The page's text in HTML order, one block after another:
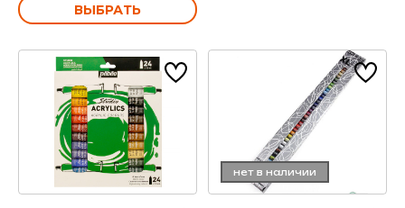
ВЫБРАТЬ
нет в наличии